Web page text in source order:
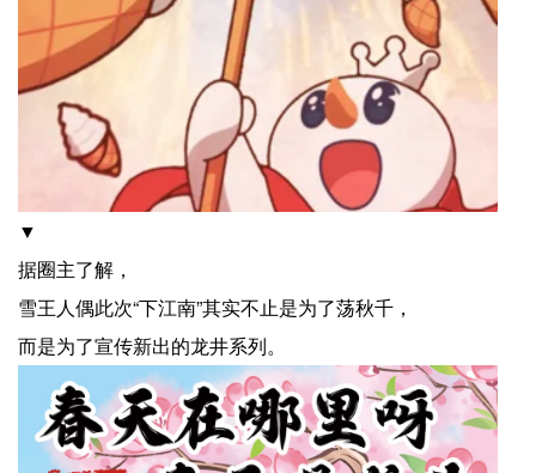
▼
据圈主了解，
雪王人偶此次“下江南”其实不止是为了荡秋千，
而是为了宣传新出的龙井系列。